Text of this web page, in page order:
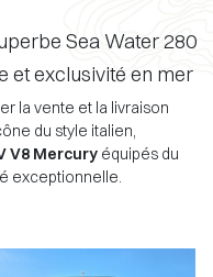
Sea Water 280
et exclusivité en mer
la vente et la livraison
du style italien,
V8 Mercury équipés du
exceptionnelle.